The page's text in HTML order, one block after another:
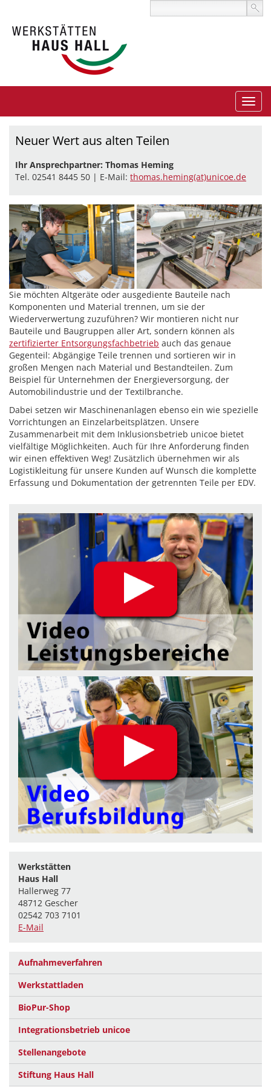
Neuer Wert aus alten Teilen
Ihr Ansprechpartner: Thomas Heming
Tel. 02541 8445 50 | E-Mail: thomas.heming(at)unicoe.de
Sie möchten Altgeräte oder ausgediente Bauteile nach
Komponenten und Material trennen, um sie der
Wiederverwertung zuzuführen? Wir montieren nicht nur
Bauteile und Baugruppen aller Art, sondern können als
zertifizierter Entsorgungsfachbetrieb auch das genaue
Gegenteil: Abgängige Teile trennen und sortieren wir in
großen Mengen nach Material und Bestandteilen. Zum
Beispiel für Unternehmen der Energieversorgung, der
Automobilindustrie und der Textilbranche.
Dabei setzen wir Maschinenanlagen ebenso ein wie spezielle
Vorrichtungen an Einzelarbeitsplätzen. Unsere
Zusammenarbeit mit dem Inklusionsbetrieb unicoe bietet
vielfältige Möglichkeiten. Auch für Ihre Anforderung finden
wir einen effektiven Weg! Zusätzlich übernehmen wir als
Logistikleitung für unsere Kunden auf Wunsch die komplette
Erfassung und Dokumentation der getrennten Teile per EDV.
Werkstätten
Haus Hall
Hallerweg 77
48712 Gescher
02542 703 7101
E-Mail
Aufnahmeverfahren
Werkstattladen
BioPur-Shop
Integrationsbetrieb unicoe
Stellenangebote
Stiftung Haus Hall